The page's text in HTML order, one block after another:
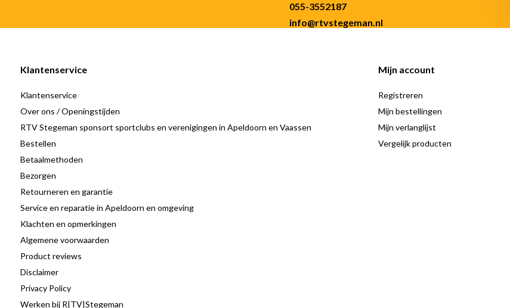
055-3552187
info@rtvstegeman.nl
Klantenservice
Klantenservice
Over ons / Openingstijden
RTV Stegeman sponsort sportclubs en verenigingen in Apeldoorn en Vaassen
Bestellen
Betaalmethoden
Bezorgen
Retourneren en garantie
Service en reparatie in Apeldoorn en omgeving
Klachten en opmerkingen
Algemene voorwaarden
Product reviews
Disclaimer
Privacy Policy
Werken bij R|TV|Stegeman
Mijn account
Registreren
Mijn bestellingen
Mijn verlanglijst
Vergelijk producten